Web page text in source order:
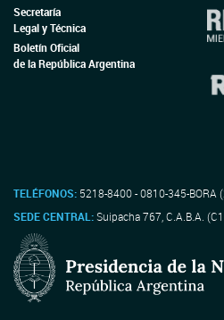
Secretaría
Legal y Técnica
Boletín Oficial
de la República Argentina
TELÉFONOS: 5218-8400 - 0810-345-BORA
SEDE CENTRAL:Suipacha 767, C.A.B.A.